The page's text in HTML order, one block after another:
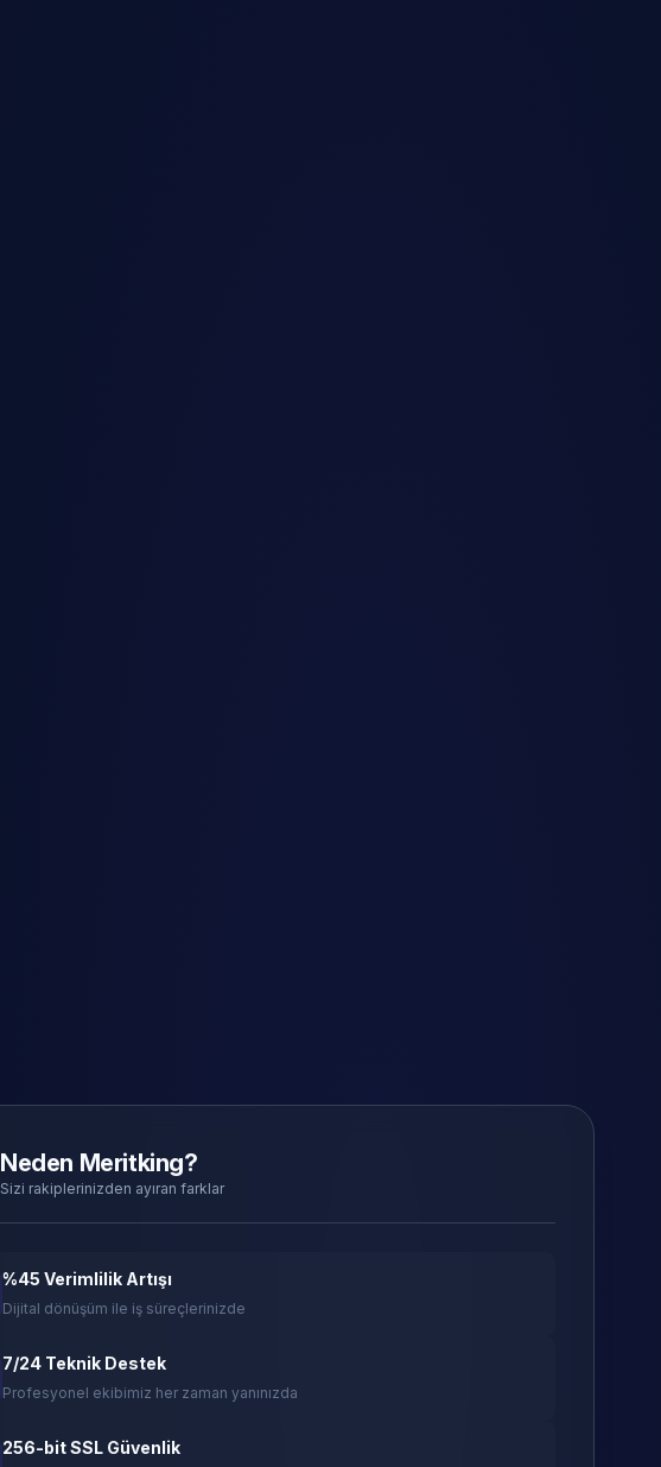
Neden Meritking?
Sizi rakiplerinizden ayıran farklar
%45 Verimlilik Artışı
Dijital dönüşüm ile iş süreçlerinizde
7/24 Teknik Destek
Profesyonel ekibimiz her zaman yanınızda
256-bit SSL Güvenlik